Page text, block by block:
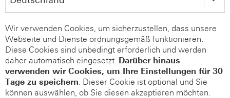
Wir verwenden Cookies, um sicherzustellen, dass unsere
Webseite und Dienste ordnungsgemäß funktionieren.
Diese Cookies sind unbedingt erforderlich und werden
daher automatisch eingesetzt. Darüber hinaus
verwenden wir Cookies, um Ihre Einstellungen für 30
Tage zu speichern. Dieser Cookie ist optional und Sie
können auswählen, ob Sie diesen akzeptieren möchten.